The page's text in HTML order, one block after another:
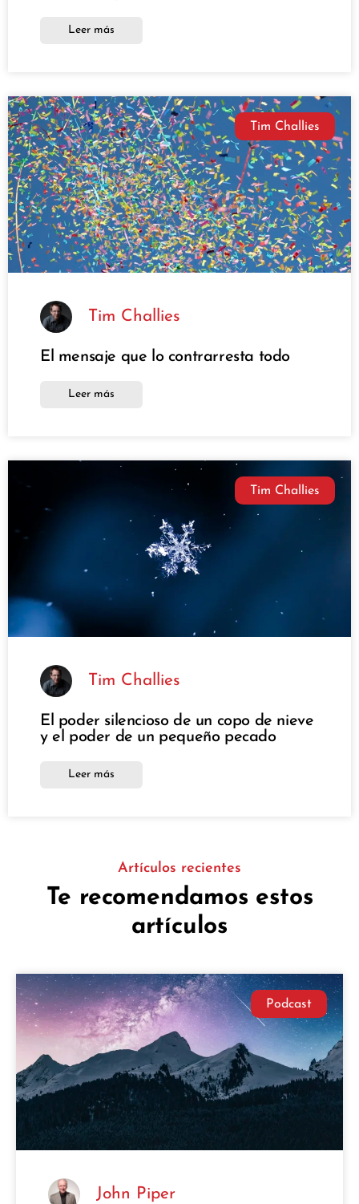
Leer más
Tim Challies
Tim Challies
El mensaje que lo contrarresta todo
Leer más
Tim Challies
Tim Challies
El poder silencioso de un copo de nieve
y el poder de un pequeño pecado
Leer más
Artículos recientes
Te recomendamos estos
artículos
Podcast
John Piper